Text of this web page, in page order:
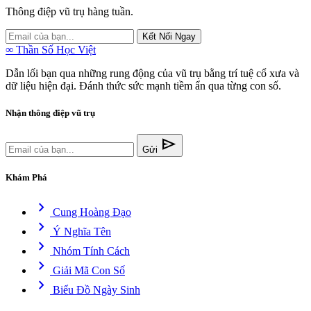
Thông điệp vũ trụ hàng tuần.
Kết Nối Ngay
∞ Thần Số Học Việt
Dẫn lối bạn qua những rung động của vũ trụ bằng trí tuệ cổ xưa và
dữ liệu hiện đại. Đánh thức sức mạnh tiềm ẩn qua từng con số.
Nhận thông điệp vũ trụ
Gửi send
Khám Phá
chevron_right Cung Hoàng Đạo
chevron_right Ý Nghĩa Tên
chevron_right Nhóm Tính Cách
chevron_right Giải Mã Con Số
chevron_right Biểu Đồ Ngày Sinh